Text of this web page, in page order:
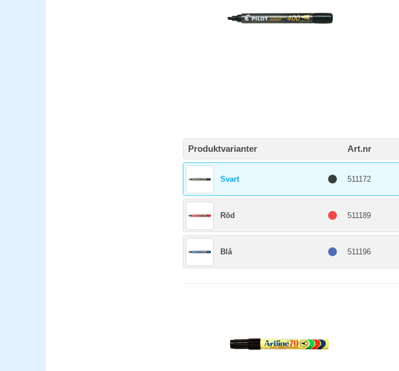
Produktvarianter Art.nr
Svart 511172
Röd 511189
Blå 511196